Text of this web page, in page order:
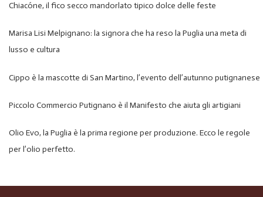
Chiacóne, il fico secco mandorlato tipico dolce delle feste
Marisa Lisi Melpignano: la signora che ha reso la Puglia una meta di
lusso e cultura
Cippo è la mascotte di San Martino, l’evento dell’autunno putignanese
Piccolo Commercio Putignano è il Manifesto che aiuta gli artigiani
Olio Evo, la Puglia è la prima regione per produzione. Ecco le regole
per l’olio perfetto.